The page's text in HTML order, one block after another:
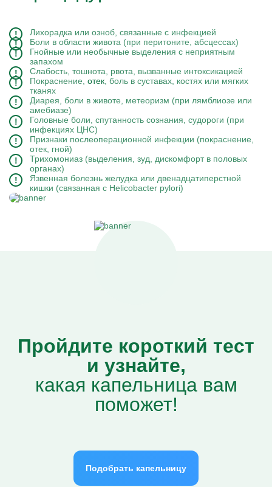
Лихорадка или озноб, связанные с инфекцией
Боли в области живота (при перитоните, абсцессах)
Гнойные или необычные выделения с неприятным
запахом
Слабость, тошнота, рвота, вызванные интоксикацией
Покраснение, отек , боль в суставах, костях или мягких
тканях
Диарея, боли в животе, метеоризм (при лямблиозе или
амебиазе)
Головные боли, спутанность сознания, судороги (при
инфекциях ЦНС)
Признаки послеоперационной инфекции (покраснение,
отек, гной)
Трихомониаз (выделения, зуд, дискомфорт в половых
органах)
Язвенная болезнь желудка или двенадцатиперстной
кишки (связанная с Helicobacter pylori)
Пройдите короткий тест
и узнайте,
какая капельница вам
поможет!
Подобрать капельницу